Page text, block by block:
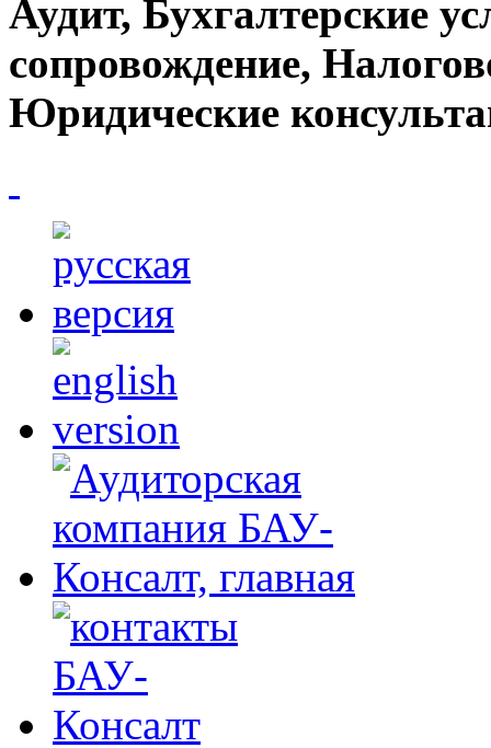
Аудит, Бухгалтерские
сопровождение,
Юридические